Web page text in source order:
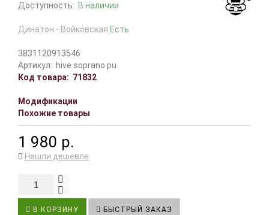
Доступность: В наличии
Динатон - Войковская Есть
3831120913546
Артикул: hive soprano pu
Код товара: 71832
Модификации
Похожие товары
1 980 р.
Нашли дешевле
В КОРЗИНУ БЫСТРЫЙ ЗАКАЗ